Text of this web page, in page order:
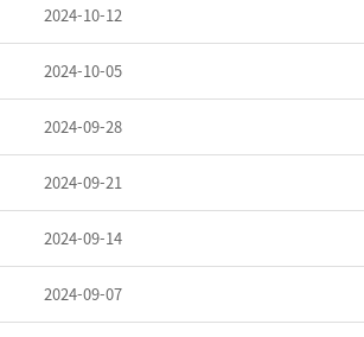
2024-10-12
2024-10-05
2024-09-28
2024-09-21
2024-09-14
2024-09-07